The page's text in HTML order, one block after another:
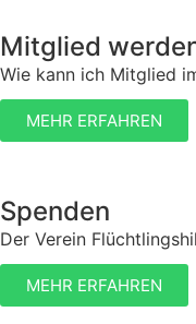
Mitglied
Wie kann ich Mitglied
MEHR ERFAHREN
Spenden
Der Verein
MEHR ERFAHREN